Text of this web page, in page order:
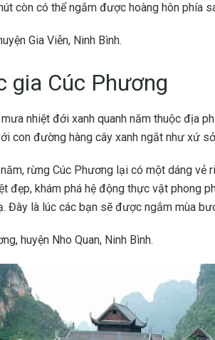
còn có thể ngắm được hoàng hôn phía
Gia Viễn, Ninh Bình.
gia Cúc Phương
nhiệt đới xanh quanh năm thuộc địa
con đường hàng cây xanh ngắt như xứ
rừng Cúc Phương lại có một dáng vẻ
đẹp, khám phá hệ động thực vật phong
Đây là lúc các bạn sẽ được ngắm mùa
huyện Nho Quan, Ninh Bình.